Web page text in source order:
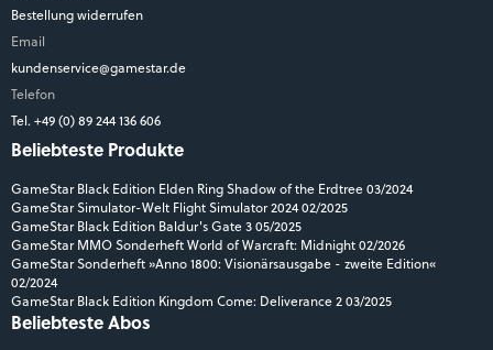
Bestellung widerrufen
Email
kundenservice@gamestar.de
Telefon
Tel. +49 (0) 89 244 136 606
Beliebteste Produkte
GameStar Black Edition Elden Ring Shadow of the Erdtree 03/2024
GameStar Simulator-Welt Flight Simulator 2024 02/2025
GameStar Black Edition Baldur's Gate 3 05/2025
GameStar MMO Sonderheft World of Warcraft: Midnight 02/2026
GameStar Sonderheft »Anno 1800: Visionärsausgabe - zweite Edition«
02/2024
GameStar Black Edition Kingdom Come: Deliverance 2 03/2025
Beliebteste Abos